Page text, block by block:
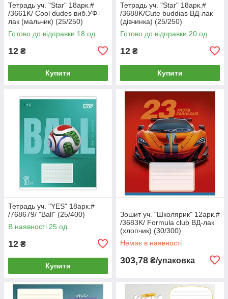
Тетрадь уч. "Star" 18арк.#
/3661K/ Cool dudes виб.УФ-
лак (мальчик) (25/250)
Готово до відправки 18 од.
12 ₴
Купити
Тетрадь уч. "Star" 18арк.#
/3688K/Cute buddias ВД-лак
(дівчинка) (25/250)
Готово до відправки 20 од.
12 ₴
Купити
Тетрадь уч. "YES" 18арк.#
/768679/ "Ball" (25/400)
В наявності 25 од.
12 ₴
Купити
Зошит уч. "Школярик" 12арк.#
/3683K/ Formula club ВД-лак
(хлопчик) (30/300)
Немає в наявності
303,78 ₴/упаковка